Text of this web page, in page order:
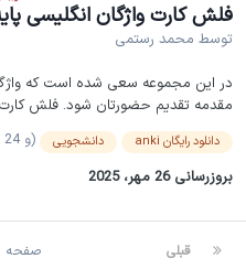
فلش کارت واژگان انگلیسی
توسطمحمد رستمی
مقدمه تقدیم حضورتان شود. فلش
دانلود رایگان anki دانشجویی (و 24 مورد دیگر)
بروزرسانی 26 مهر، 2025
قبلی صفحه 1 از 4